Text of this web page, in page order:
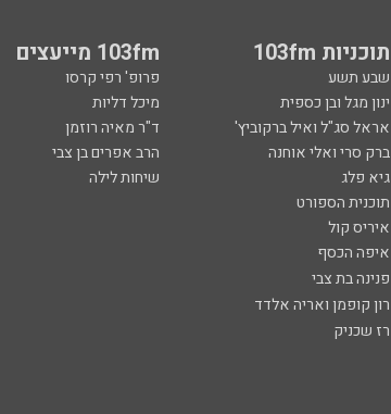
תוכניות 103fm 103fm מייעצים
שבע תשע פרופ' רפי קרסו
ינון מגל ובן כספית
מיכל דליות
אראל סג"ל ואיל ברקוביץ'
ד"ר מאיה רוזמן
ברק סרי ואלי אוחנה
הרב אפרים בן צבי
גיא פלג
שיחות לילה
תוכנית הספורט
איריס קול
איפה הכסף
פנינה בת צבי
רון קופמן ואריה אלדד
רז שכניק